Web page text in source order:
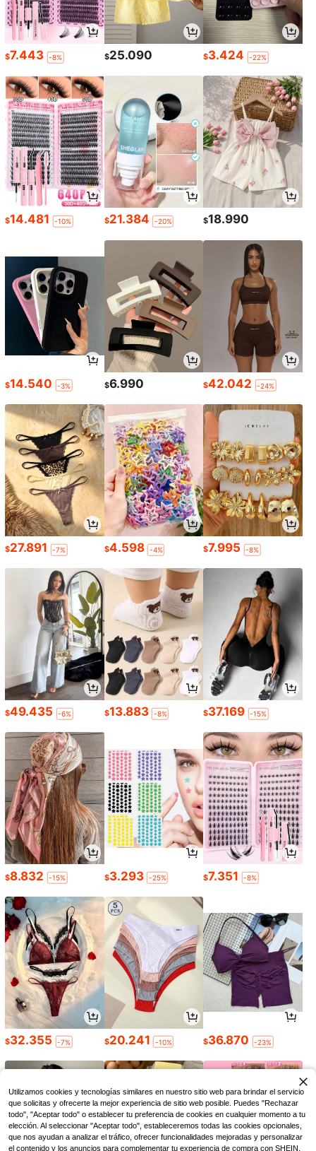
$7.443 -8% $25.090 $3.424 -22%
$14.481 -10% $21.384 -20% $18.990
$14.540 -3% $6.990 $42.042 -24%
$27.891 -7% $4.598 -4% $7.995 -8%
$49.435 -6% $13.883 -8% $37.169 -15%
$8.832 -15% $3.293 -25% $7.351 -8%
$32.355 -7% $20.241 -10% $36.870 -23%
Utilizamos cookies y tecnologías similares en nuestro sitio web para brindar el servicio
que solicitas y ofrecerte la mejor experiencia de sitio web posible. Puedes "Rechazar
todo", "Aceptar todo" o establecer tu preferencia de cookies en cualquier momento a tu
elección. Al seleccionar "Aceptar todo", estableceremos todas las cookies opcionales,
que nos ayudan a analizar el tráfico, ofrecer funcionalidades mejoradas y personalizar
el contenido y los anuncios para complementar tu experiencia de compra con SHEIN.